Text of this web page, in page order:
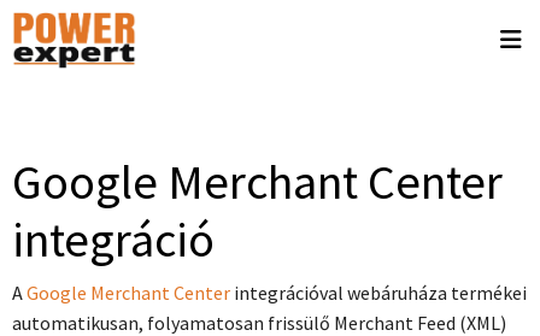
Google Merchant Center
integráció
AGoogle Merchant Center integrációval webáruháza termékei
automatikusan, folyamatosan frissülő Merchant Feed (XML)